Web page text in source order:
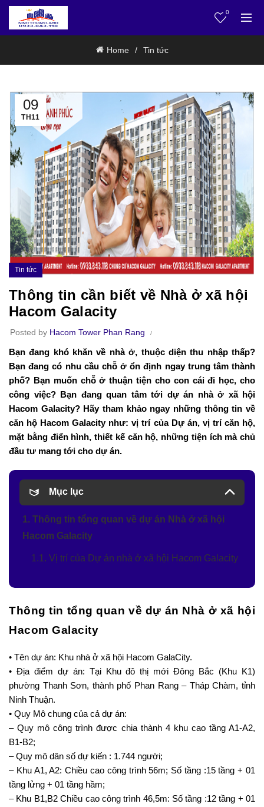
0
Home Tin tức
09
TH11
Tin tức
Thông tin cần biết về Nhà ở xã hội
Hacom Galacity
Posted by Hacom Tower Phan Rang
Bạn đang khó khăn về nhà ở, thuộc diện thu nhập thấp?
Bạn đang có nhu cầu chỗ ở ổn định ngay trung tâm thành
phố? Bạn muốn chỗ ở thuận tiện cho con cái đi học, cho
công việc? Bạn đang quan tâm tới dự án nhà ở xã hội
Hacom Galacity? Hãy tham khảo ngay những thông tin về
căn hộ Hacom Galacity như: vị trí của Dự án, vị trí căn hộ,
mặt bằng điển hình, thiết kế căn hộ, những tiện ích mà chủ
đầu tư mang tới cho dự án.
Mục lục
1. Thông tin tổng quan về dự án Nhà ở xã hội
Hacom Galacity
1.1. Vị trí của Dự án nhà ở xã hội Hacom Galacity
Thông tin tổng quan về dự án Nhà ở xã hội
Hacom Galacity
• Tên dự án: Khu nhà ở xã hội Hacom GalaCity.
• Địa điểm dự án: Tại Khu đô thị mới Đông Bắc (Khu K1)
phường Thanh Sơn, thành phố Phan Rang – Tháp Chàm, tỉnh
Ninh Thuận.
• Quy Mô chung của cả dự án:
– Quy mô công trình được chia thành 4 khu cao tầng A1-A2,
B1-B2;
– Quy mô dân số dự kiến : 1.744 người;
– Khu A1, A2: Chiều cao công trình 56m; Số tầng :15 tầng + 01
tầng lửng + 01 tầng hầm;
– Khu B1,B2 Chiều cao công trình 46,5m: Số tầng :12 tầng + 01